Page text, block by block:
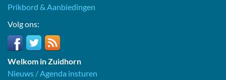
Prikbord & Aanbiedingen
Volg ons:
Welkom in Zuidhorn
Nieuws / Agenda insturen